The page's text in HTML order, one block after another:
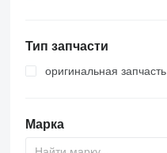
Тип запчасти
оригинальная запчасть
Марка